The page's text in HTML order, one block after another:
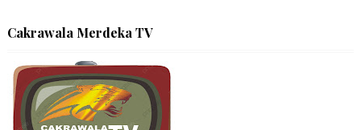
Cakrawala Merdeka TV